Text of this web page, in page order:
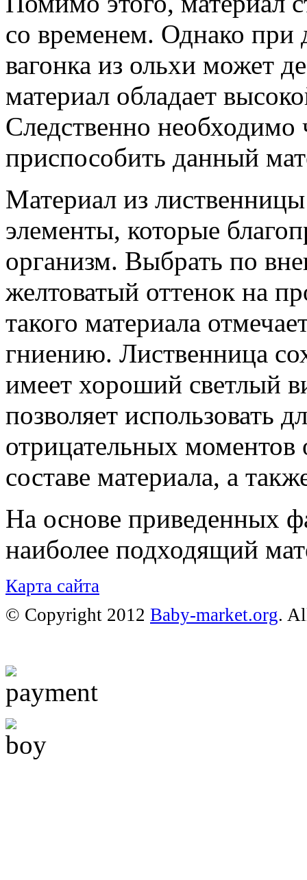
со временем. Однако при
вагонка из ольхи может
материал обладает
Следственно необходимо
приспособить данный
Материал из
элементы, которые
организм. Выбрать по
желтоватый оттенок на
такого материала
гниению. Лиственница
имеет хороший светлый
позволяет использовать
отрицательных
составе материала, а
На основе приведенных
наиболее подходящий
Карта сайта
© Copyright 2012 Baby-market.org.